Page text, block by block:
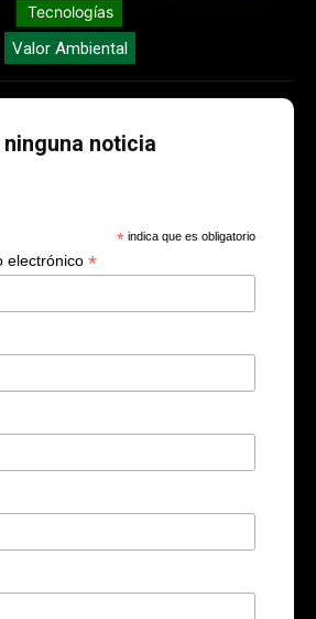
Tecnologías
Valor Ambiental
noticia
* indica que es obligatorio
electrónico *